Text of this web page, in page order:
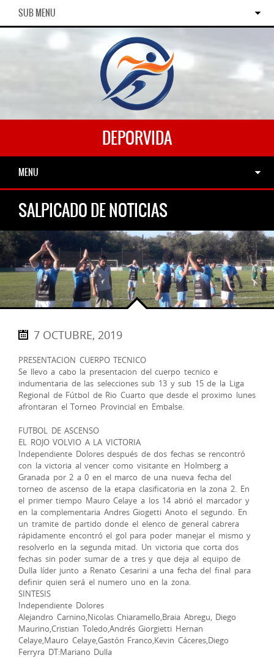
SUB MENU
DEPORVIDA
MENU
SALPICADO DE NOTICIAS
7 OCTUBRE, 2019
PRESENTACION CUERPO TECNICO
Se llevo a cabo la presentacion del cuerpo tecnico e
indumentaria de las selecciones sub 13 y sub 15 de la Liga
Regional de Fútbol de Rio Cuarto que desde el proximo lunes
afrontaran el Torneo Provincial en Embalse.
FUTBOL DE ASCENSO
EL ROJO VOLVIO A LA VICTORIA
Independiente Dolores después de dos fechas se rencontró
con la victoria al vencer como visitante en Holmberg a
Granada por 2 a 0 en el marco de una nueva fecha del
torneo de ascenso de la etapa clasificatoria en la zona 2. En
el primer tiempo Mauro Celaye a los 14 abrió el marcador y
en la complementaria Andres Giogetti Anoto el segundo. En
un tramite de partido donde el elenco de general cabrera
rápidamente encontró el gol para poder manejar el mismo y
resolverlo en la segunda mitad. Un victoria que corta dos
fechas sin poder sumar de a tres y que deja al equipo de
Dulla líder junto a Renato Cesarini a una fecha del final para
definir quien será el numero uno en la zona.
SINTESIS
Independiente Dolores
Alejandro Carnino,Nicolas Chiaramello,Braia Abregu, Diego
Maurino,Cristian Toledo,Andrés Giorgietti Hernan
Celaye,Mauro Celaye,Gastón Franco,Kevin Cáceres,Diego
Ferryra DT:Mariano Dulla